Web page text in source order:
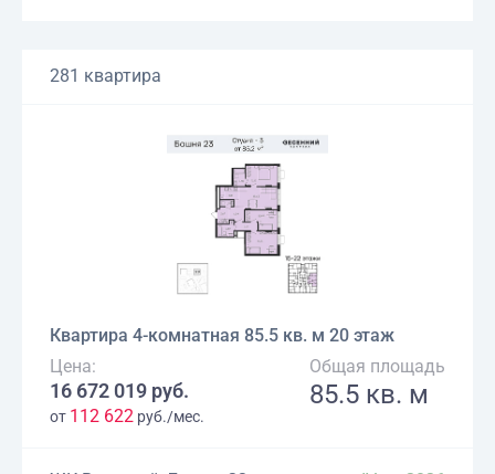
281 квартира
Квартира 4-комнатная 85.5 кв. м 20 этаж
Цена:
16 672 019 руб.
от 112 622 руб./мес.
Общая площадь
85.5 кв. м